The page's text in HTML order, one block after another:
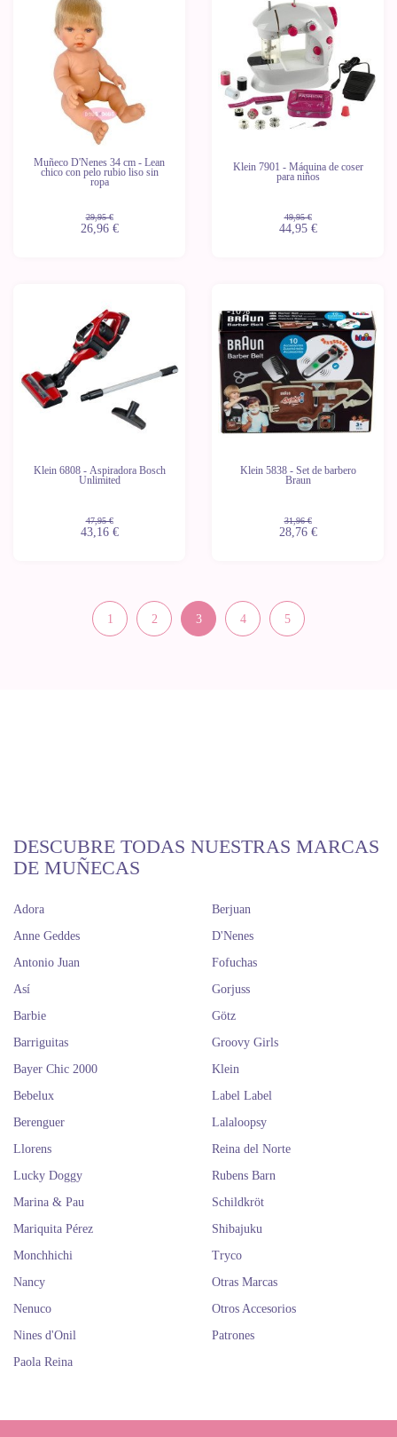
Muñeco D'Nenes 34 cm - Lean
chico con pelo rubio liso sin
ropa
29,95 €
26,96 €
Klein 7901 - Máquina de coser
para niños
49,95 €
44,95 €
Klein 6808 - Aspiradora Bosch
Unlimited
47,95 €
43,16 €
Klein 5838 - Set de barbero
Braun
31,96 €
-10%
28,76 €
1 2 3 4 5
DESCUBRE TODAS NUESTRAS MARCAS
DE MUÑECAS
Adora
Anne Geddes
Antonio Juan
Así
Barbie
Barriguitas
Bayer Chic 2000
Bebelux
Berenguer
Berjuan
D'Nenes
Fofuchas
Gorjuss
Götz
Groovy Girls
Klein
Label Label
Lalaloopsy
Llorens
Lucky Doggy
Marina & Pau
Mariquita Pérez
Monchhichi
Nancy
Nenuco
Nines d'Onil
Paola Reina
Reina del Norte
Rubens Barn
Schildkröt
Shibajuku
Tryco
Otras Marcas
Otros Accesorios
Patrones